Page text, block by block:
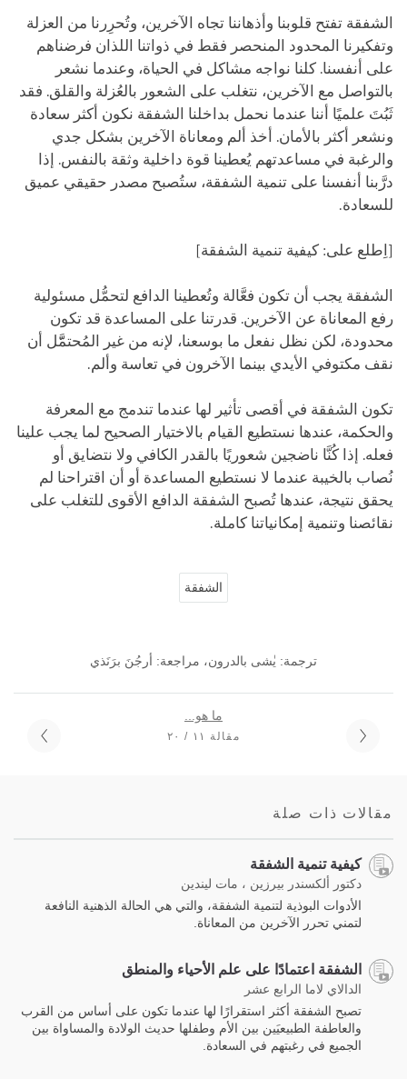
الشفقة تفتح قلوبنا وأذهاننا تجاه الآخرين، وتُحرِرنا من العزلة
وتفكيرنا المحدود المنحصر فقط في ذواتنا اللذان فرضناهم
على أنفسنا. كلنا نواجه مشاكل في الحياة، وعندما نشعر
بالتواصل مع الآخرين، نتغلب على الشعور بالعُزلة والقلق. فقد
ثَبُتَ علميًا أننا عندما نحمل بداخلنا الشفقة نكون أكثر سعادة
ونشعر أكثر بالأمان. أخذ ألم ومعاناة الآخرين بشكل جدي
والرغبة في مساعدتهم يُعطينا قوة داخلية وثقة بالنفس. إذا
درَّبنا أنفسنا على تنمية الشفقة، ستُصبح مصدر حقيقي عميق
للسعادة.
[اِطلع على: كيفية تنمية الشفقة]
الشفقة يجب أن تكون فعَّالة وتُعطينا الدافع لتحمُّل مسئولية
رفع المعاناة عن الآخرين. قدرتنا على المساعدة قد تكون
محدودة، لكن نظل نفعل ما بوسعنا، لإنه من غير المُحتمَّّل أن
نقف مكتوفي الأيدي بينما الآخرون في تعاسة وألم.
تكون الشفقة في أقصى تأثير لها عندما تندمج مع المعرفة
والحكمة، عندها نستطيع القيام بالاختيار الصحيح لما يجب علينا
فعله. إذا كُنَّا ناضجين شعوريًا بالقدر الكافي ولا نتضايق أو
نُصاب بالخيبة عندما لا نستطيع المساعدة أو أن اقتراحنا لم
يحقق نتيجة، عندها تُصبح الشفقة الدافع الأقوى للتغلب على
نقائصنا وتنمية إمكانياتنا كاملة.
الشفقة
ترجمة: يٰشى بالدرون، مراجعة: أرجُنَ برَنَذي
ما هو...
مقالة ١١ / ٢٠
مقالات ذات صلة
كيفية تنمية الشفقة
دكتور ألكسندر بيرزين ، مات ليندين
الأدوات البوذية لتنمية الشفقة، والتي هي الحالة الذهنية النافعة
لتمني تحرر الآخرين من المعاناة.
الشفقة اعتمادًا على علم الأحياء والمنطق
الدالاي لاما الرابع عشر
تصبح الشفقة أكثر استقرارًا لها عندما تكون على أساس من القرب
والعاطفة الطبيعيَين بين الأم وطفلها حديث الولادة والمساواة بين
الجميع في رغبتهم في السعادة.